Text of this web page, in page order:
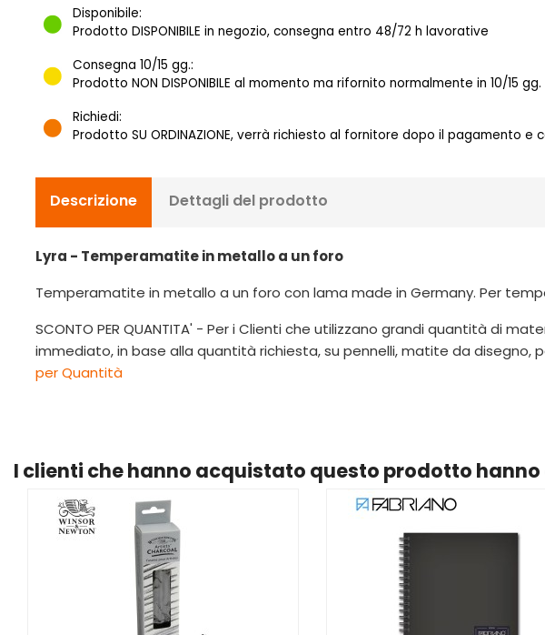
Disponibile:
Prodotto DISPONIBILE in negozio, consegna entro 48/72 h lavorative
Consegna 10/15 gg.:
Prodotto NON DISPONIBILE al momento ma rifornito normalmente in 10/15
Richiedi:
Prodotto SU ORDINAZIONE, verrà richiesto al fornitore dopo il pagamento e
Descrizione Dettagli del prodotto
Lyra - Temperamatite in metallo a un foro
Temperamatite in metallo a un foro con lama made in Germany. Per
SCONTO PER QUANTITA' - Per i Clienti che utilizzano grandi quantità di
immediato, in base alla quantità richiesta, su pennelli, matite da
per Quantità
I clienti che hanno acquistato questo prodotto